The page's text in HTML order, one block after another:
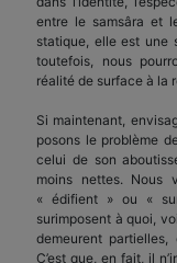
entre le samsâra et
statique, elle est une
toutefois, nous
réalité de surface à la
Si maintenant,
posons le problème
celui de son
moins nettes. Nous
« édifient » ou «
surimposent à quoi,
demeurent
C’est que, en fait, il